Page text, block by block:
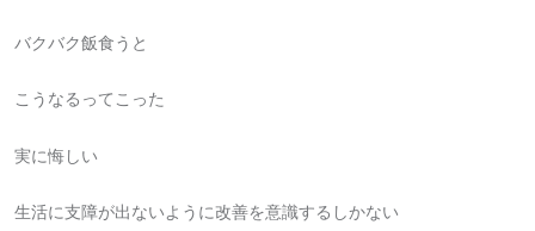
バクバク飯食うと
こうなるってこった
実に悔しい
生活に支障が出ないように改善を意識するしかない